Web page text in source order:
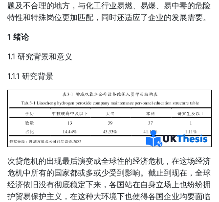
题及不合理的地方，与化工行业易燃、易爆、易中毒的危险
特性和特殊岗位更加匹配，同时还适应了企业的发展需要。
1 绪论
1.1 研究背景和意义
1.1.1 研究背景
次贷危机的出现最后演变成全球性的经济危机，在这场经济
危机中所有的国家都或多或少受到影响。截止到现在，全球
经济依旧没有彻底稳定下来，各国站在自身立场上也纷纷拥
护贸易保护主义，在这种大环境下也使得各国企业均要面临